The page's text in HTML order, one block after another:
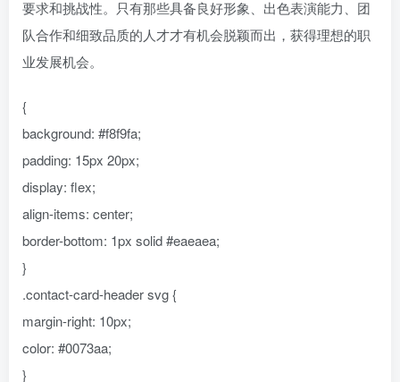
要求和挑战性。只有那些具备良好形象、出色表演能力、团
队合作和细致品质的人才才有机会脱颖而出，获得理想的职
业发展机会。
{
background: #f8f9fa;
padding: 15px 20px;
display: flex;
align-items: center;
border-bottom: 1px solid #eaeaea;
}
.contact-card-header svg {
margin-right: 10px;
color: #0073aa;
}